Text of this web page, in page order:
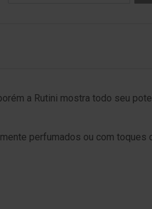
a Rutini mostra todo seu
perfumados ou com toques